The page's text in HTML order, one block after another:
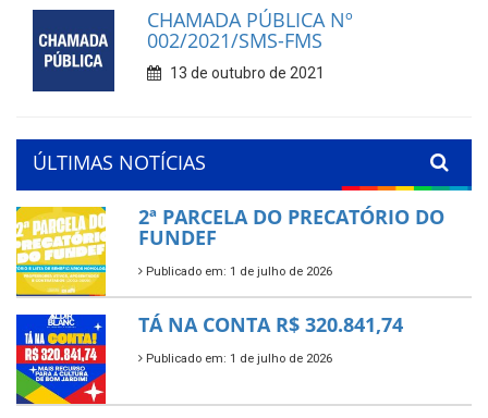
CHAMADA PÚBLICA Nº
002/2021/SMS-FMS
13 de outubro de 2021
ÚLTIMAS NOTÍCIAS
2ª PARCELA DO PRECATÓRIO DO
FUNDEF
Publicado em: 1 de julho de 2026
TÁ NA CONTA R$ 320.841,74
Publicado em: 1 de julho de 2026